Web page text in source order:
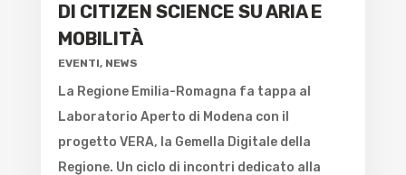
DI CITIZEN SCIENCE SU ARIA E
MOBILITÀ
EVENTI, NEWS
La Regione Emilia-Romagna fa tappa al
Laboratorio Aperto di Modena con il
progetto VERA, la Gemella Digitale della
Regione. Un ciclo di incontri dedicato alla